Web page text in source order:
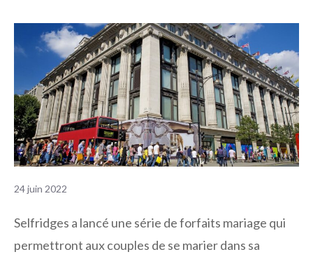
24 juin 2022
Selfridges a lancé une série de forfaits mariage qui
permettront aux couples de se marier dans sa